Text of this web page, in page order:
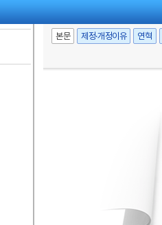
본문 제정·개정이유 연혁